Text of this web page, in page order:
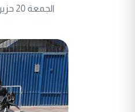
الجمعة 20 حزيران 2025